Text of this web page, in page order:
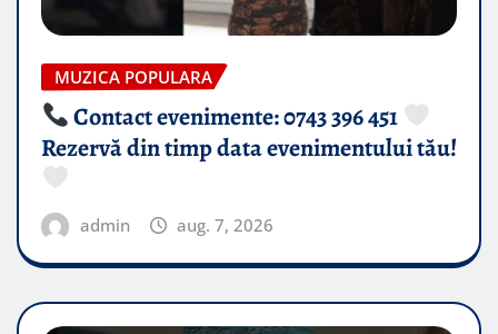
MUZICA POPULARA
Contact evenimente: 0743 396 451
Rezervă din timp data evenimentului tău!
admin aug. 7, 2026